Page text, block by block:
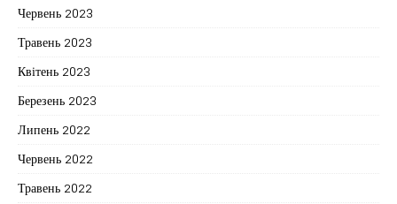
Червень 2023
Травень 2023
Квітень 2023
Березень 2023
Липень 2022
Червень 2022
Травень 2022